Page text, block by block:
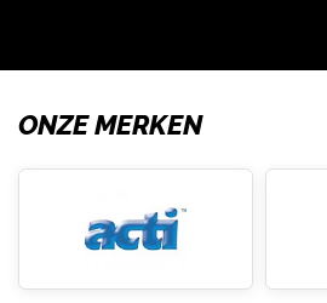
ONZE MERKEN